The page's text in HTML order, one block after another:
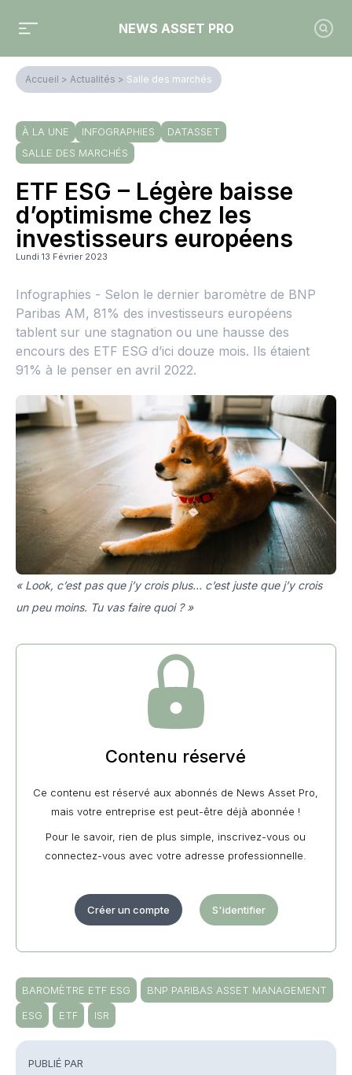
NEWS ASSET PRO
Accueil > Actualités > Salle des marchés
PUBLIÉ PAR
À LA UNE INFOGRAPHIES
DATASSET
SALLE DES MARCHÉS
ETF ESG – Légère baisse
d’optimisme chez les
investisseurs européens
Lundi 13 Février 2023
Infographies - Selon le dernier baromètre de BNP
Paribas AM, 81% des investisseurs européens
tablent sur une stagnation ou une hausse des
encours des ETF ESG d’ici douze mois. Ils étaient
91% à le penser en avril 2022.
« Look, c’est pas que j’y crois plus… c’est juste que j’y crois
un peu moins. Tu vas faire quoi ? »
Contenu réservé
Ce contenu est réservé aux abonnés de News Asset Pro,
mais votre entreprise est peut-être déjà abonnée !
Pour le savoir, rien de plus simple, inscrivez-vous ou
connectez-vous avec votre adresse professionnelle.
Créer un compte S'identifier
BAROMÈTRE ETF ESG
BNP PARIBAS ASSET MANAGEMENT
ESG
ETF ISR